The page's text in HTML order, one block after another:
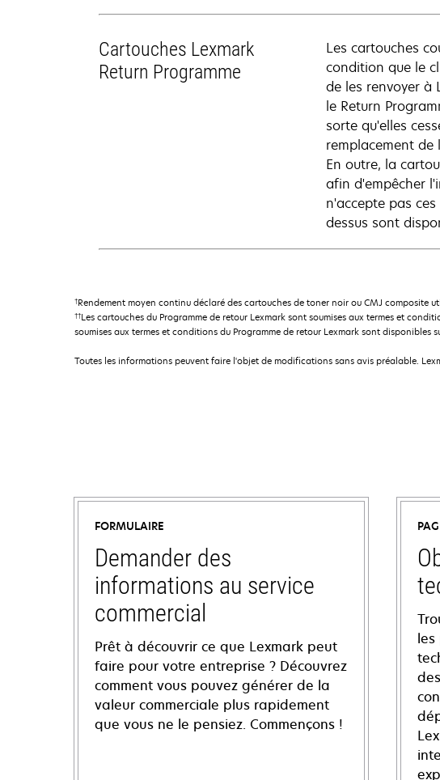
Cartouches Lexmark
Return Programme
Les cartouches
condition que le
de les renvoyer à
le Return
sorte qu'elles
remplacement
En outre, la
afin d'empêcher
n'accepte pas
dessus sont
†Rendement moyen continu déclaré des cartouches de toner noir ou CMJ composite
††Les cartouches du Programme de retour Lexmark sont soumises aux termes et
soumises aux termes et conditions du Programme de retour Lexmark sont
Toutes les informations peuvent faire l'objet de modifications sans avis préalable.
FORMULAIRE
Demander des
informations au service
commercial
Prêt à découvrir ce que Lexmark peut
faire pour votre entreprise ? Découvrez
comment vous pouvez générer de la
valeur commerciale plus rapidement
que vous ne le pensiez. Commençons !
les